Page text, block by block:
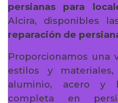
persianas para
Alcira, disponibles
reparación de
Proporcionamos una
estilos y
aluminio, acero y
completa en